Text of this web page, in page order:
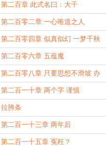
第二百章 此式名曰：大千
第二百零二章 一心唯道之人
第二百零四章 似真似幻 一梦千秋
第二百零六章 五蕴魔
第二百零八章 只要思想不滑坡 办
法总比困难多
第二百一十章 两个字 谨慎
拉胯条
第二百一十三章 两年后
第二百一十五章 冤枉？